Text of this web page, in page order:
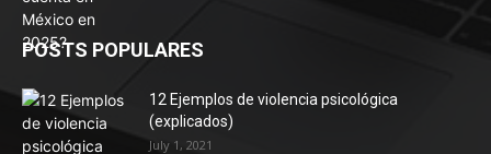
POSTS POPULARES
12 Ejemplos de violencia psicológica
(explicados)
July 1, 2021